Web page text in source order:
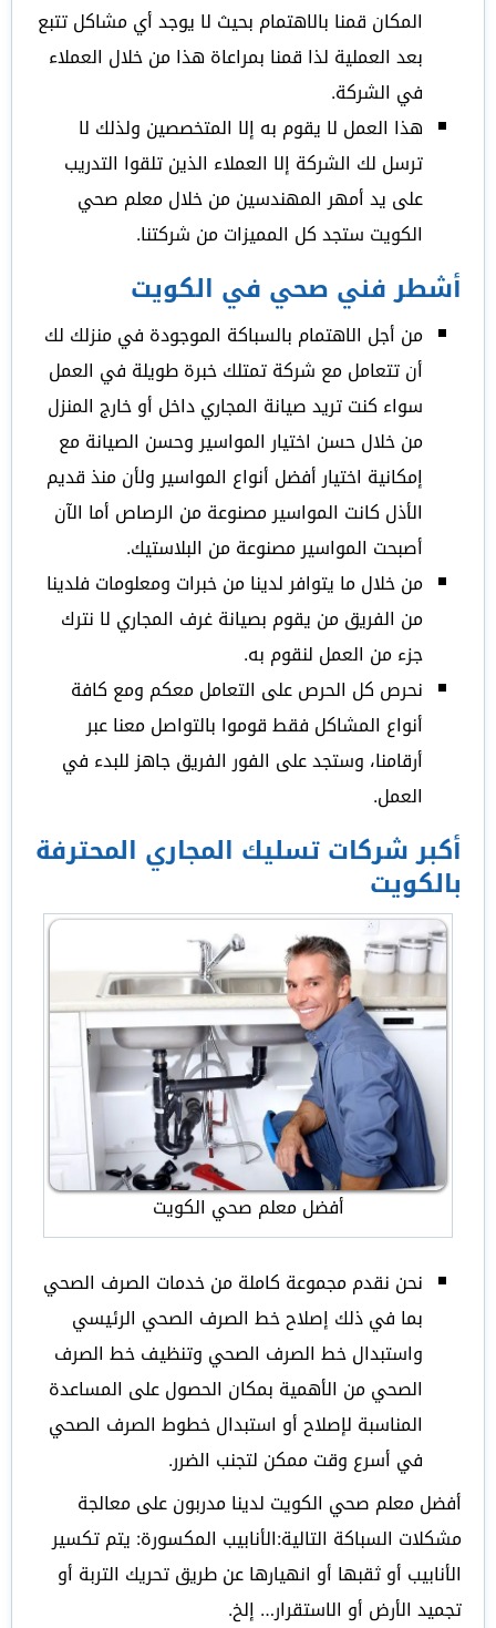
المكان قمنا بالاهتمام بحيث لا يوجد أي مشاكل تتبع
بعد العملية لذا قمنا بمراعاة هذا من خلال العملاء
في الشركة.
هذا العمل لا يقوم به إلا المتخصصين ولذلك لا
ترسل لك الشركة إلا العملاء الذين تلقوا التدريب
على يد أمهر المهندسين من خلال معلم صحي
الكويت ستجد كل المميزات من شركتنا.
أشطر فني صحي في الكويت
من أجل الاهتمام بالسباكة الموجودة في منزلك لك
أن تتعامل مع شركة تمتلك خبرة طويلة في العمل
سواء كنت تريد صيانة المجاري داخل أو خارج المنزل
من خلال حسن اختيار المواسير وحسن الصيانة مع
إمكانية اختيار أفضل أنواع المواسير ولأن منذ قديم
الأذل كانت المواسير مصنوعة من الرصاص أما الآن
أصبحت المواسير مصنوعة من البلاستيك.
من خلال ما يتوافر لدينا من خبرات ومعلومات فلدينا
من الفريق من يقوم بصيانة غرف المجاري لا نترك
جزء من العمل لنقوم به.
نحرص كل الحرص على التعامل معكم ومع كافة
أنواع المشاكل فقط قوموا بالتواصل معنا عبر
أرقامنا، وستجد على الفور الفريق جاهز للبدء في
العمل.
أكبر شركات تسليك المجاري المحترفة
بالكويت
أفضل معلم صحي الكويت
نحن نقدم مجموعة كاملة من خدمات الصرف الصحي
بما في ذلك إصلاح خط الصرف الصحي الرئيسي
واستبدال خط الصرف الصحي وتنظيف خط الصرف
الصحي من الأهمية بمكان الحصول على المساعدة
المناسبة لإصلاح أو استبدال خطوط الصرف الصحي
في أسرع وقت ممكن لتجنب الضرر.
أفضل معلم صحي الكويت لدينا مدربون على معالجة
مشكلات السباكة التالية:الأنابيب المكسورة: يتم تكسير
الأنابيب أو ثقبها أو انهيارها عن طريق تحريك التربة أو
تجميد الأرض أو الاستقرار… إلخ.